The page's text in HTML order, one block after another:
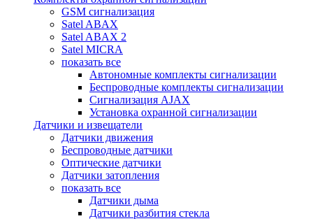
GSM сигнализация
Satel ABAX
Satel ABAX 2
Satel MICRA
показать все
Автономные комплекты сигнализации
Беспроводные комплекты сигнализации
Сигнализация AJAX
Установка охранной сигнализации
Датчики и извещатели
Датчики движения
Беспроводные датчики
Оптические датчики
Датчики затопления
показать все
Датчики дыма
Датчики разбития стекла